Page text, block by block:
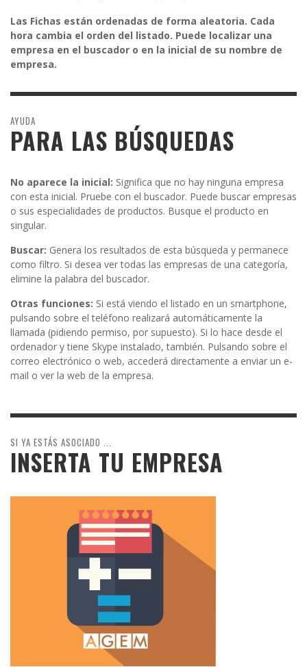
Las Fichas están ordenadas de forma aleatoria. Cada
hora cambia el orden del listado. Puede localizar una
empresa en el buscador o en la inicial de su nombre de
empresa.
AYUDA
PARA LAS BÚSQUEDAS
No aparece la inicial: Significa que no hay ninguna empresa
con esta inicial. Pruebe con el buscador. Puede buscar empresas
o sus especialidades de productos. Busque el producto en
singular.
Buscar: Genera los resultados de esta búsqueda y permanece
como filtro. Si desea ver todas las empresas de una categoría,
elimine la palabra del buscador.
Otras funciones: Si está viendo el listado en un smartphone,
pulsando sobre el teléfono realizará automáticamente la
llamada (pidiendo permiso, por supuesto). Si lo hace desde el
ordenador y tiene Skype instalado, también. Pulsando sobre el
correo electrónico o web, accederá directamente a enviar un e-
mail o ver la web de la empresa.
SI YA ESTÁS ASOCIADO ...
INSERTA TU EMPRESA